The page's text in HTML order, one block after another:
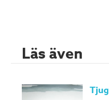
Läs även